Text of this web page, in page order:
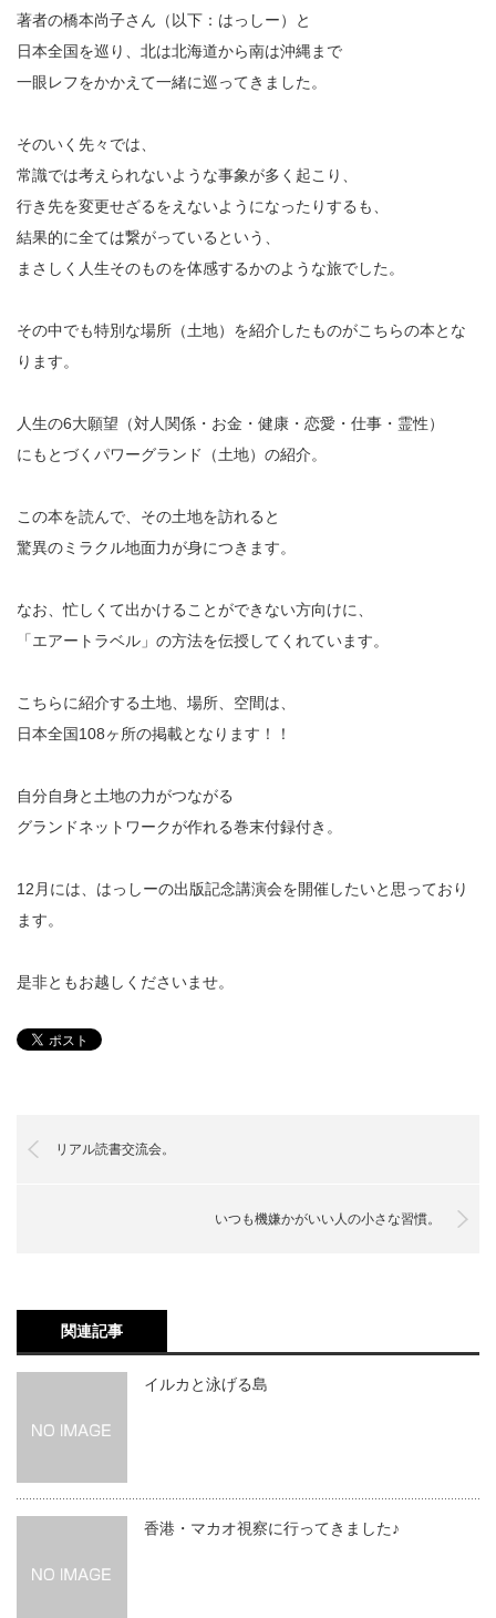
著者の橋本尚子さん（以下：はっしー）と
日本全国を巡り、北は北海道から南は沖縄まで
一眼レフをかかえて一緒に巡ってきました。
そのいく先々では、
常識では考えられないような事象が多く起こり、
行き先を変更せざるをえないようになったりするも、
結果的に全ては繋がっているという、
まさしく人生そのものを体感するかのような旅でした。
その中でも特別な場所（土地）を紹介したものがこちらの本とな
ります。
人生の6大願望（対人関係・お金・健康・恋愛・仕事・霊性）
にもとづくパワーグランド（土地）の紹介。
この本を読んで、その土地を訪れると
驚異のミラクル地面力が身につきます。
なお、忙しくて出かけることができない方向けに、
「エアートラベル」の方法を伝授してくれています。
こちらに紹介する土地、場所、空間は、
日本全国108ヶ所の掲載となります！！
自分自身と土地の力がつながる
グランドネットワークが作れる巻末付録付き。
12月には、はっしーの出版記念講演会を開催したいと思っており
ます。
是非ともお越しくださいませ。
リアル読書交流会。
いつも機嫌かがいい人の小さな習慣。
関連記事
イルカと泳げる島
香港・マカオ視察に行ってきました♪